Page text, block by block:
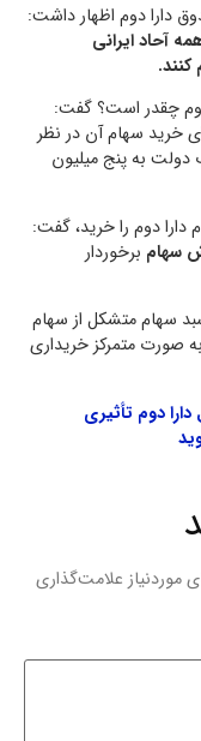
دارا دوم اظهار داشت:
آحاد ایرانی
چقدر است؟ گفت:
خرید سهام آن در نظر
دولت به پنج میلیون
دارا دوم را خرید، گفت:
سهام برخوردار
سهام متشکل از سهام
به صورت متمرکز خریداری
دوم تأثیری
علامت‌گذاری